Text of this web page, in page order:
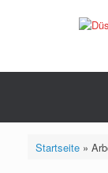
Startseite»